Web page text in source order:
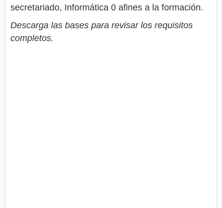
secretariado, Informática 0 afines a la formación.
Descarga las bases para revisar los requisitos
completos.